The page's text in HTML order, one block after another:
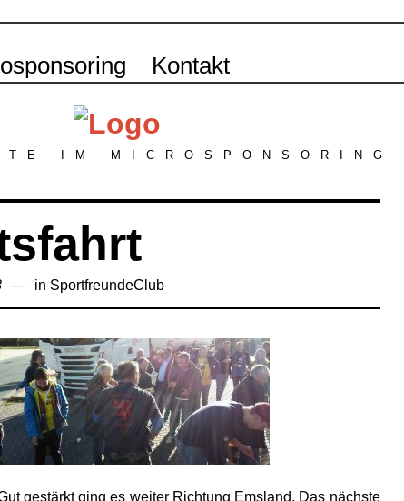
Kontakt
IM MICROSPONSORING
November
7,
in SportfreundeClub
gestärkt ging es weiter Richtung Emsland. Das nächste